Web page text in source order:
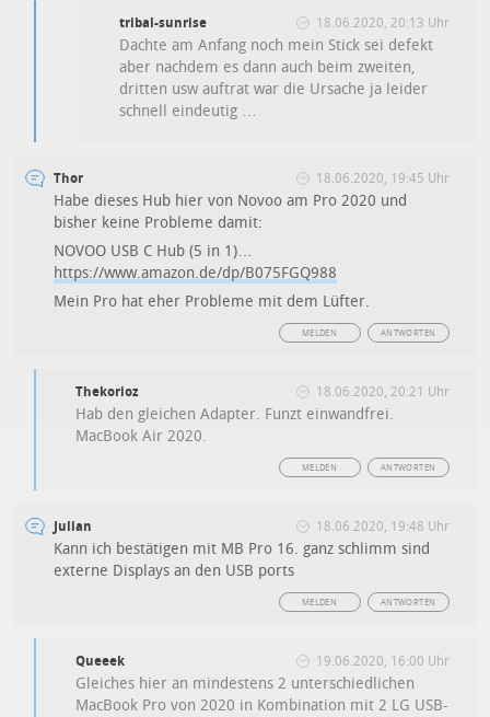
tribal-sunrise 18.06.2020, 20:13 Uhr
Dachte am Anfang noch mein Stick sei defekt
aber nachdem es dann auch beim zweiten,
dritten usw auftrat war die Ursache ja leider
schnell eindeutig …
Thor 18.06.2020, 19:45 Uhr
Habe dieses Hub hier von Novoo am Pro 2020 und
bisher keine Probleme damit:
NOVOO USB C Hub (5 in 1)…
https://www.amazon.de/dp/B075FGQ988
Mein Pro hat eher Probleme mit dem Lüfter.
ANTWORTEN
MELDEN
Thekorioz 18.06.2020, 20:21 Uhr
Hab den gleichen Adapter. Funzt einwandfrei.
MacBook Air 2020.
ANTWORTEN
MELDEN
Julian 18.06.2020, 19:48 Uhr
Kann ich bestätigen mit MB Pro 16. ganz schlimm sind
externe Displays an den USB ports
ANTWORTEN
MELDEN
Queeek 19.06.2020, 16:00 Uhr
Gleiches hier an mindestens 2 unterschiedlichen
MacBook Pro von 2020 in Kombination mit 2 LG USB-